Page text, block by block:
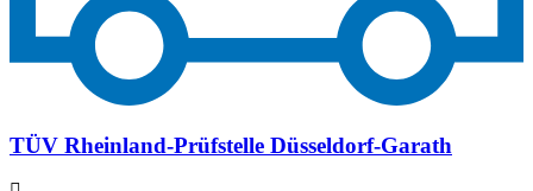
TÜV Rheinland-Prüfstelle Düsseldorf-Garath